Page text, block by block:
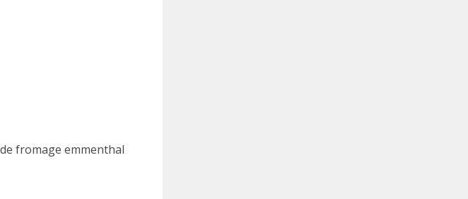
fromage emmenthal